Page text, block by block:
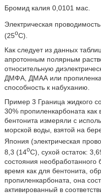
Бромид калия 0,0101 мас.
Электрическая
(25oC).
Как следует из данных
апротонным полярным
относительную
ДМФА, ДМАА или
способность к набуханию.
Пример 3 Граница жидкого
30% пропиленкарбоната
бентонита измеряли с
морской воды, взятой на
Япония (электрическая
8,3 (14oC), сухой остаток:
состояния необработанного
время как для бентонита,
пропиленкарбоната, она
активированный в